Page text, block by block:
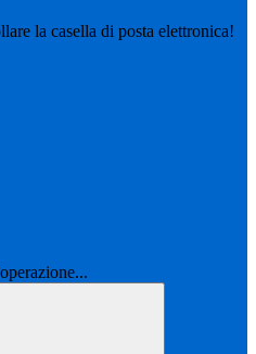
la casella di posta elettronica!